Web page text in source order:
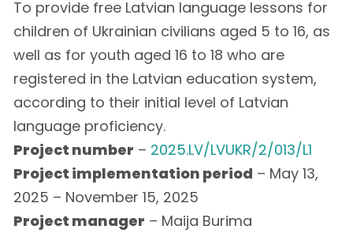
To provide free Latvian language lessons for
children of Ukrainian civilians aged 5 to 16, as
well as for youth aged 16 to 18 who are
registered in the Latvian education system,
according to their initial level of Latvian
language proficiency.
Project number – 2025.LV/LVUKR/2/013/L1
Project implementation period – May 13,
2025 – November 15, 2025
Project manager – Maija Burima